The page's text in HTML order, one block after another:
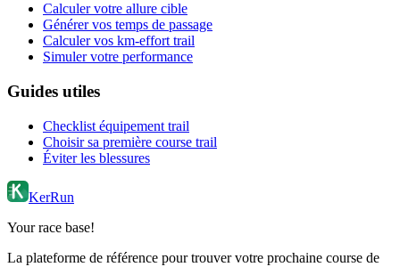
Calculer votre allure cible
Générer vos temps de passage
Calculer vos km-effort trail
Simuler votre performance
Guides utiles
Checklist équipement trail
Choisir sa première course trail
Éviter les blessures
KerRun
Your race base!
La plateforme de référence pour trouver votre prochaine course de